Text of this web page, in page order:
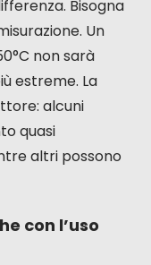
Bisogna
Un
non sarà
estreme. La
alcuni
quasi
altri possono
con l’uso